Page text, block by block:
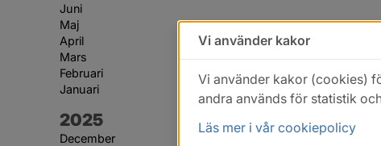
Juni
Maj
April
Mars
Februari
Januari
År:
2025
December
Vi använder kakor
Vi använder kakor (cookies)
andra används för statistik
Läs mer i vår cookiepolicy